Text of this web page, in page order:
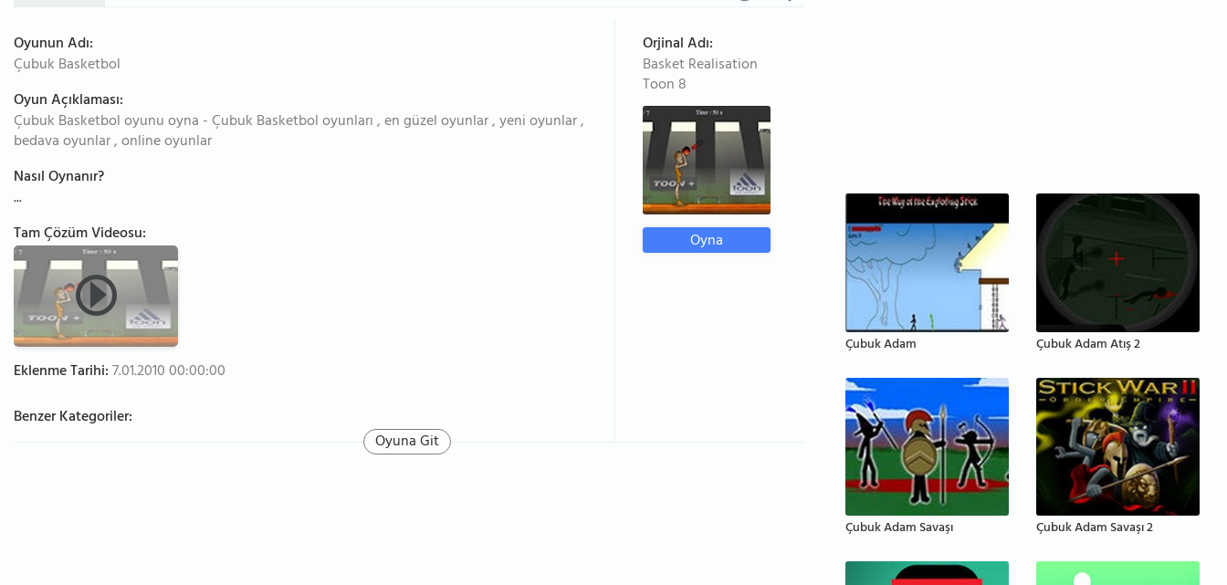
Oyunun Adı:
Çubuk Basketbol
Oyun Açıklaması:
Çubuk Basketbol oyunu oyna - Çubuk Basketbol oyunları , en güzel oyunlar , yeni oyunlar ,
bedava oyunlar , online oyunlar
Nasıl Oynanır?
...
Tam Çözüm Videosu:
Eklenme Tarihi:7.01.2010 00:00:00
Benzer Kategoriler:
Orjinal Adı:
Basket Realisation
Toon 8
Oyna
Oyuna Git
Çubuk Adam Çubuk Adam Atış 2
Çubuk Adam Savaşı Çubuk Adam Savaşı 2